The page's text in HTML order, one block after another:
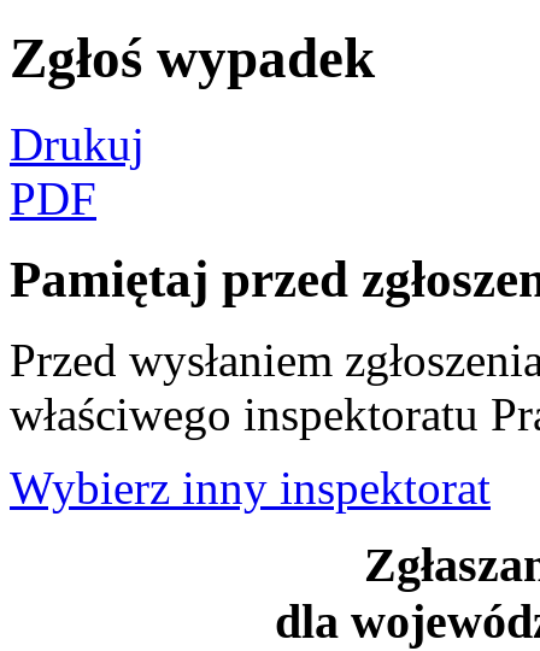
Zgłoś wypadek
Drukuj
PDF
Pamiętaj przed
Przed wysłaniem
właściwego inspektoratu
Wybierz inny inspektorat
dla